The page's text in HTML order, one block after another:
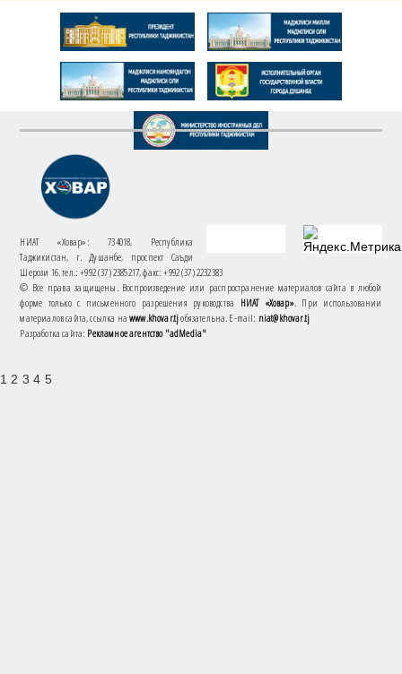
НИАТ «Ховар»: 734018, Республика
Таджикистан, г. Душанбе, проспект Саъди
Шерози 16. тел.: +992 (37) 2385217, факс: +992 (37) 2232383
© Все права защищены. Воспроизведение или распространение материалов сайта в любой
форме только с письменного разрешения руководства НИАТ «Ховар». При использовании
материалов сайта, ссылка наwww.khovar.tjобязательна. E-mail: niat@khovar.tj
Разработка сайта: Рекламное агентство "adMedia"
1 2 3 4 5